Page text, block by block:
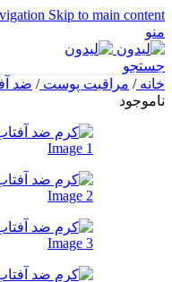
Skip to main content
منو
جستجو
خانه/ مراقبت پوست/ ضد
ناموجود